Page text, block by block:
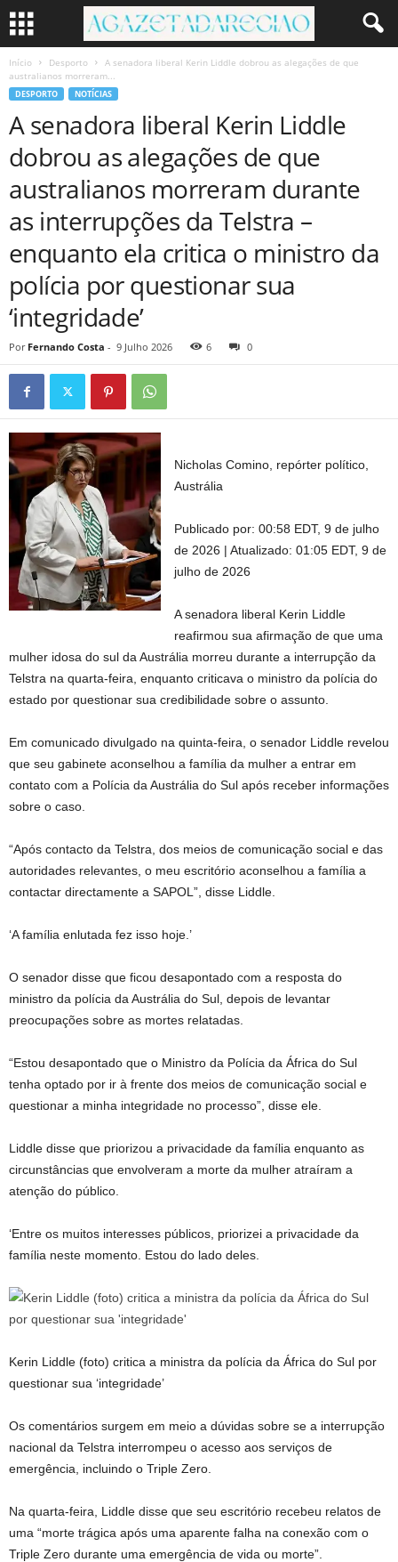
Início Desporto
A senadora liberal Kerin Liddle dobrou as alegações de que
australianos morreram...
DESPORTO NOTÍCIAS
A senadora liberal Kerin Liddle
dobrou as alegações de que
australianos morreram durante
as interrupções da Telstra –
enquanto ela critica o ministro da
polícia por questionar sua
‘integridade’
Por Fernando Costa - 9 Julho 2026 6 0
Nicholas Comino, repórter político,
Austrália
Publicado por: 00:58 EDT, 9 de julho
de 2026 |Atualizado: 01:05 EDT, 9 de
julho de 2026
A senadora liberal Kerin Liddle
reafirmou sua afirmação de que uma
mulher idosa do sul da Austrália morreu durante a interrupção da
Telstra na quarta-feira, enquanto criticava o ministro da polícia do
estado por questionar sua credibilidade sobre o assunto.
Em comunicado divulgado na quinta-feira, o senador Liddle revelou
que seu gabinete aconselhou a família da mulher a entrar em
contato com a Polícia da Austrália do Sul após receber informações
sobre o caso.
“Após contacto da Telstra, dos meios de comunicação social e das
autoridades relevantes, o meu escritório aconselhou a família a
contactar directamente a SAPOL”, disse Liddle.
‘A família enlutada fez isso hoje.’
O senador disse que ficou desapontado com a resposta do
ministro da polícia da Austrália do Sul, depois de levantar
preocupações sobre as mortes relatadas.
“Estou desapontado que o Ministro da Polícia da África do Sul
tenha optado por ir à frente dos meios de comunicação social e
questionar a minha integridade no processo”, disse ele.
Liddle disse que priorizou a privacidade da família enquanto as
circunstâncias que envolveram a morte da mulher atraíram a
atenção do público.
‘Entre os muitos interesses públicos, priorizei a privacidade da
família neste momento. Estou do lado deles.
Kerin Liddle (foto) critica a ministra da polícia da África do Sul por
questionar sua ‘integridade’
Os comentários surgem em meio a dúvidas sobre se a interrupção
nacional da Telstra interrompeu o acesso aos serviços de
emergência, incluindo o Triple Zero.
Na quarta-feira, Liddle disse que seu escritório recebeu relatos de
uma “morte trágica após uma aparente falha na conexão com o
Triple Zero durante uma emergência de vida ou morte”.